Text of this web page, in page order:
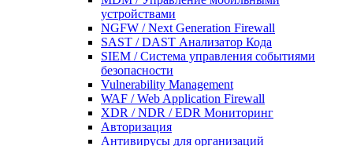
устройствами
NGFW / Next Generation Firewall
SAST / DAST Анализатор Кода
SIEM / Система управления событиями
безопасности
Vulnerability Management
WAF / Web Application Firewall
XDR / NDR / EDR Мониторинг
Авторизация
Антивирусы для организаций